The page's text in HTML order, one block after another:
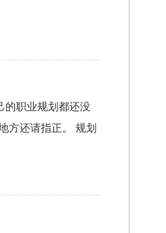
的职业规划都还没
方还请指正。 规划